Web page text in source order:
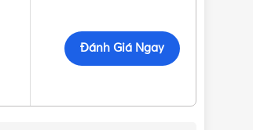
Đánh Giá Ngay